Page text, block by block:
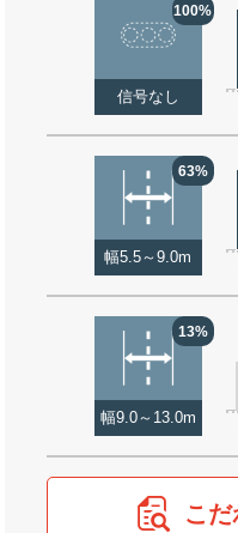
100%
信号なし
63%
幅5.5～9.0m
13%
幅9.0～13.0m
こ